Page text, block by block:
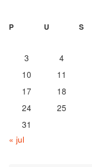
P
U S
3
4
10
11
17
18
24
25
31
« jul